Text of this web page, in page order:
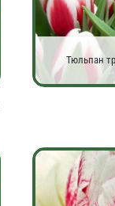
Тюльпан